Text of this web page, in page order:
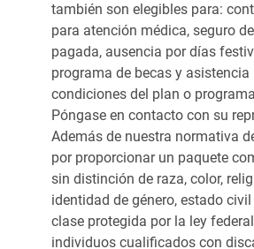
también son elegibles para:
para atención médica, seguro
pagada, ausencia por días
programa de becas y
condiciones del plan o
Póngase en contacto con su
Además de nuestra normativa
por proporcionar un paquete
sin distinción de raza, color,
identidad de género, estado
clase protegida por la ley
individuos cualificados con